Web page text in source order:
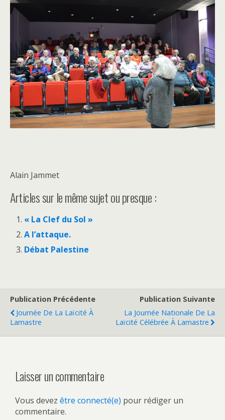
Alain Jammet
Articles sur le même sujet ou presque :
« La Clef du Sol »
A l’attaque.
Débat Palestine
Publication Précédente
Journée De La Laïcité À
Lamastre
Publication Suivante
La Journée Nationale De La
Laïcité Célébrée À Lamastre
Laisser un commentaire
Vous devez être connecté(e) pour rédiger un
commentaire.